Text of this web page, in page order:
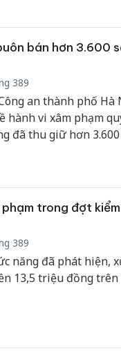
bán hơn 3.600
389
an thành phố Hà
hành vi xâm phạm
đã thu giữ hơn
phạm trong đợt
389
năng đã phát hiện,
13,5 triệu đồng trên